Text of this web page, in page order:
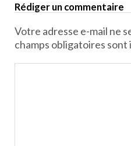
Rédiger un commentaire
Votre adresse e-mail ne
champs obligatoires sont